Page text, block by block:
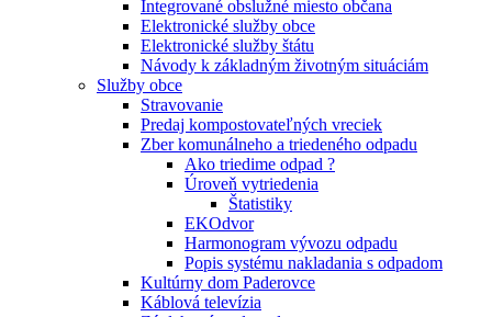
Integrované obslužné miesto občana
Elektronické služby obce
Elektronické služby štátu
Návody k základným životným situáciám
Služby obce
Stravovanie
Predaj kompostovateľných vreciek
Zber komunálneho a triedeného odpadu
Ako triedime odpad ?
Úroveň vytriedenia
Štatistiky
EKOdvor
Harmonogram vývozu odpadu
Popis systému nakladania s odpadom
Kultúrny dom Paderovce
Káblová televízia